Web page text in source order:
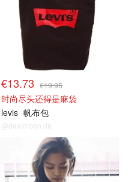
€13.73 €19.95
时尚尽头还得是麻袋
levis 帆布包
@dealmoon.de